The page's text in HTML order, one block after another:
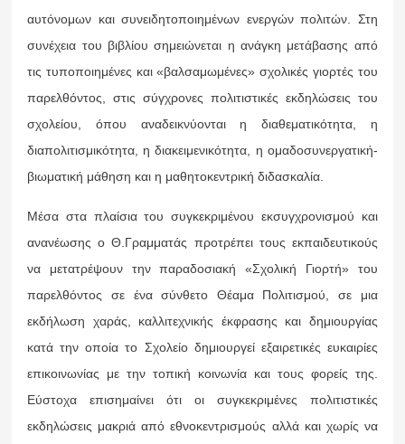
αυτόνομων και συνειδητοποιημένων ενεργών πολιτών. Στη
συνέχεια του βιβλίου σημειώνεται η ανάγκη μετάβασης από
τις τυποποιημένες και «βαλσαμωμένες» σχολικές γιορτές του
παρελθόντος, στις σύγχρονες πολιτιστικές εκδηλώσεις του
σχολείου, όπου αναδεικνύονται η διαθεματικότητα, η
διαπολιτισμικότητα, η διακειμενικότητα, η ομαδοσυνεργατική-
βιωματική μάθηση και η μαθητοκεντρική διδασκαλία.
Μέσα στα πλαίσια του συγκεκριμένου εκσυγχρονισμού και
ανανέωσης ο Θ.Γραμματάς προτρέπει τους εκπαιδευτικούς
να μετατρέψουν την παραδοσιακή «Σχολική Γιορτή» του
παρελθόντος σε ένα σύνθετο Θέαμα Πολιτισμού, σε μια
εκδήλωση χαράς, καλλιτεχνικής έκφρασης και δημιουργίας
κατά την οποία το Σχολείο δημιουργεί εξαιρετικές ευκαιρίες
επικοινωνίας με την τοπική κοινωνία και τους φορείς της.
Εύστοχα επισημαίνει ότι οι συγκεκριμένες πολιτιστικές
εκδηλώσεις μακριά από εθνοκεντρισμούς αλλά και χωρίς να